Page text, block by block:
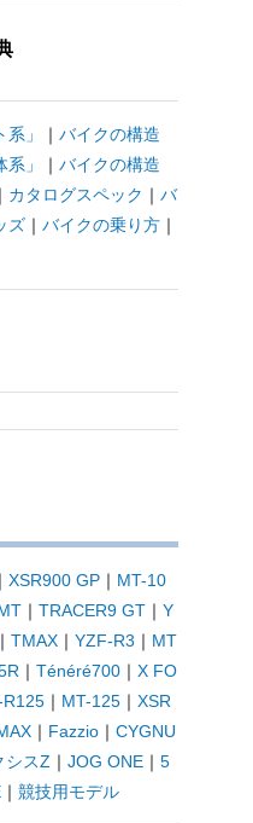
」 ｜ バイクの構造
」 ｜ バイクの構造
カタログスペック ｜ バ
ズ｜ バイクの乗り方｜
XSR900 GP｜ MT-10
｜ TRACER9 GT｜ Y
TMAX｜ YZF-R3 ｜ MT
｜ Ténéré700｜ X FO
｜ MT-125｜ XSR
｜ Fazzio｜ CYGNU
シスZ ｜ JOG ONE｜ 5
｜ 競技用モデル